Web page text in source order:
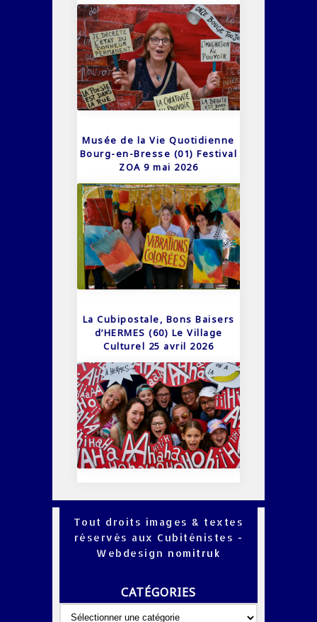
Musée de la Vie Quotidienne
Bourg-en-Bresse (01) Festival
ZOA 9 mai 2026
La Cubipostale, Bons Baisers
d’HERMES (60) Le Village
Culturel 25 avril 2026
Tout droits images & textes
réservés aux Cubiténistes -
Webdesign nomitruk
CATÉGORIES
Catégories